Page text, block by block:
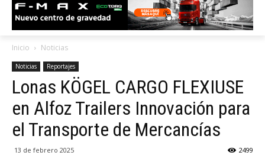
Inicio Noticias
Noticias Reportajes
Lonas KÖGEL CARGO FLEXIUSE
en Alfoz Trailers Innovación para
el Transporte de Mercancías
13 de febrero 2025 2499